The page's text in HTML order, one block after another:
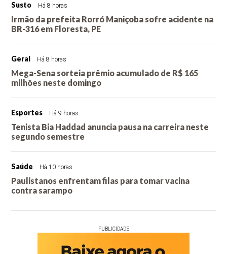
Susto Há 8 horas
Irmão da prefeita Rorró Maniçoba sofre acidente na
BR-316 em Floresta, PE
Geral Há 8 horas
Mega-Sena sorteia prêmio acumulado de R$ 165
milhões neste domingo
Esportes Há 9 horas
Tenista Bia Haddad anuncia pausa na carreira neste
segundo semestre
Saúde Há 10 horas
Paulistanos enfrentam filas para tomar vacina
contra sarampo
PUBLICIDADE